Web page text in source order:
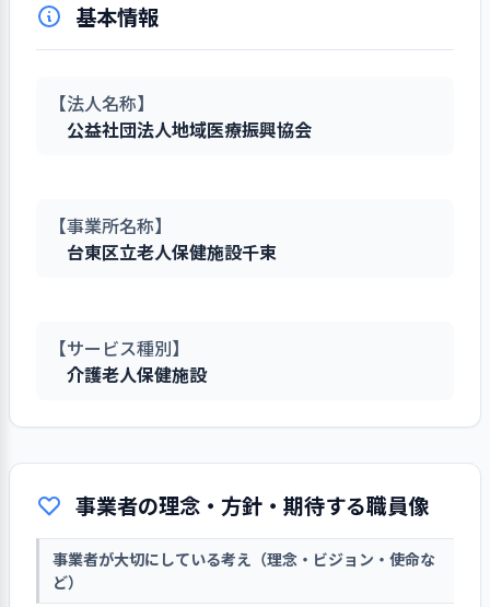
基本情報
【法人名称】
公益社団法人地域医療振興協会
【事業所名称】
台東区立老人保健施設千束
【サービス種別】
介護老人保健施設
事業者の理念・方針・期待する職員像
事業者が大切にしている考え（理念・ビジョン・使命な
ど）